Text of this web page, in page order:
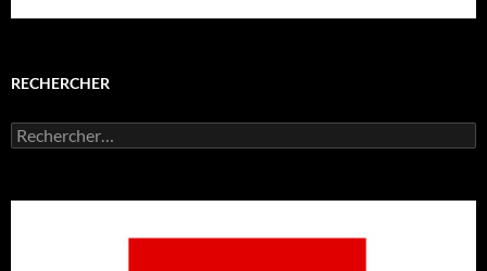
RECHERCHER
Rechercher :